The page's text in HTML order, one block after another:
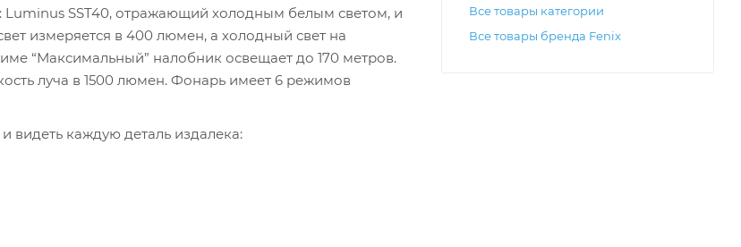
Luminus SST40, отражающий холодным белым светом, и
измеряется в 400 люмен, а холодный свет на
“Максимальный” налобник освещает до 170 метров.
луча в 1500 люмен. Фонарь имеет 6 режимов
видеть каждую деталь издалека:
Все товары категории
Все товары бренда Fenix